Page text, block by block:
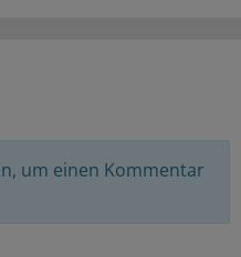
um einen Kommentar